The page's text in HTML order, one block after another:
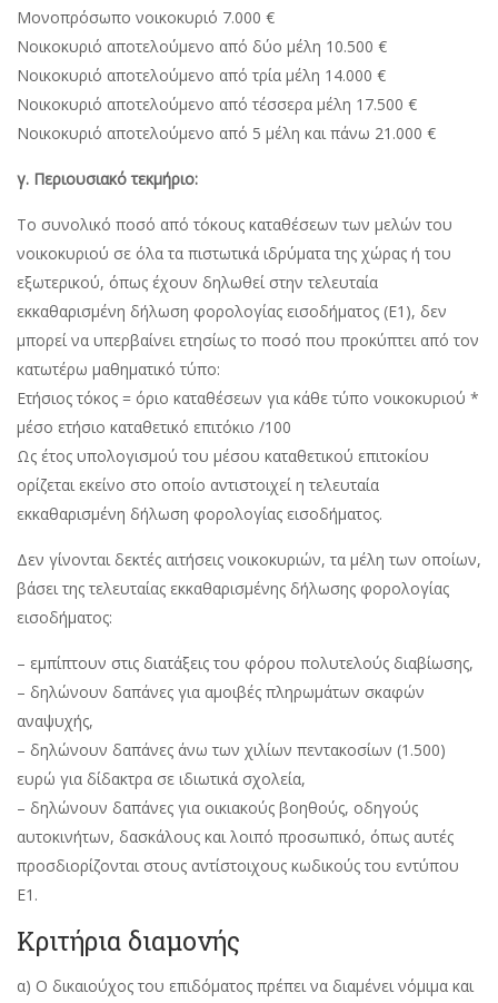
Μονοπρόσωπο νοικοκυριό 7.000 €
Νοικοκυριό αποτελούμενο από δύο μέλη 10.500 €
Νοικοκυριό αποτελούμενο από τρία μέλη 14.000 €
Νοικοκυριό αποτελούμενο από τέσσερα μέλη 17.500 €
Νοικοκυριό αποτελούμενο από 5 μέλη και πάνω 21.000 €
γ. Περιουσιακό τεκμήριο:
Το συνολικό ποσό από τόκους καταθέσεων των μελών του
νοικοκυριού σε όλα τα πιστωτικά ιδρύματα της χώρας ή του
εξωτερικού, όπως έχουν δηλωθεί στην τελευταία
εκκαθαρισμένη δήλωση φορολογίας εισοδήματος (Ε1), δεν
μπορεί να υπερβαίνει ετησίως το ποσό που προκύπτει από τον
κατωτέρω μαθηματικό τύπο:
Ετήσιος τόκος = όριο καταθέσεων για κάθε τύπο νοικοκυριού *
μέσο ετήσιο καταθετικό επιτόκιο /100
Ως έτος υπολογισμού του μέσου καταθετικού επιτοκίου
ορίζεται εκείνο στο οποίο αντιστοιχεί η τελευταία
εκκαθαρισμένη δήλωση φορολογίας εισοδήματος.
Δεν γίνονται δεκτές αιτήσεις νοικοκυριών, τα μέλη των οποίων,
βάσει της τελευταίας εκκαθαρισμένης δήλωσης φορολογίας
εισοδήματος:
– εμπίπτουν στις διατάξεις του φόρου πολυτελούς διαβίωσης,
– δηλώνουν δαπάνες για αμοιβές πληρωμάτων σκαφών
αναψυχής,
– δηλώνουν δαπάνες άνω των χιλίων πεντακοσίων (1.500)
ευρώ για δίδακτρα σε ιδιωτικά σχολεία,
– δηλώνουν δαπάνες για οικιακούς βοηθούς, οδηγούς
αυτοκινήτων, δασκάλους και λοιπό προσωπικό, όπως αυτές
προσδιορίζονται στους αντίστοιχους κωδικούς του εντύπου
Ε1.
Κριτήρια διαμονής
α) Ο δικαιούχος του επιδόματος πρέπει να διαμένει νόμιμα και